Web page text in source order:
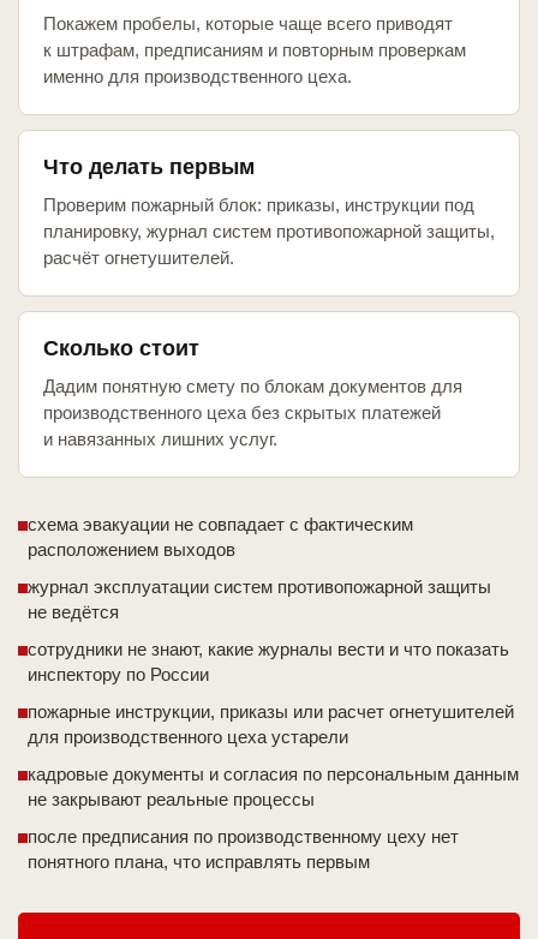
Покажем пробелы, которые чаще всего приводят
к штрафам, предписаниям и повторным проверкам
именно для производственного цеха.
Что делать первым
Проверим пожарный блок: приказы, инструкции под
планировку, журнал систем противопожарной защиты,
расчёт огнетушителей.
Сколько стоит
Дадим понятную смету по блокам документов для
производственного цеха без скрытых платежей
и навязанных лишних услуг.
схема эвакуации не совпадает с фактическим
расположением выходов
журнал эксплуатации систем противопожарной защиты
не ведётся
сотрудники не знают, какие журналы вести и что показать
инспектору по России
пожарные инструкции, приказы или расчет огнетушителей
для производственного цеха устарели
кадровые документы и согласия по персональным данным
не закрывают реальные процессы
после предписания по производственному цеху нет
понятного плана, что исправлять первым